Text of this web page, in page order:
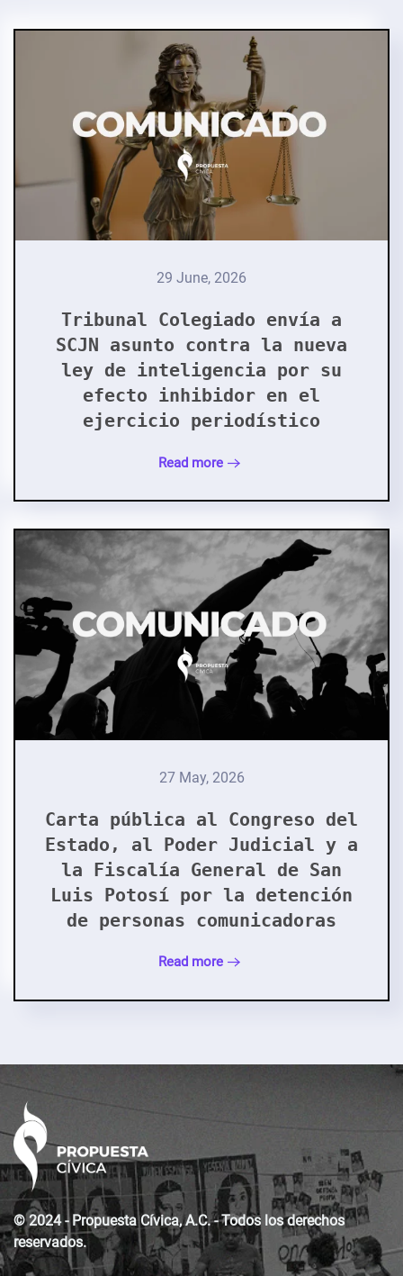
29 June, 2026
Tribunal Colegiado envía a
SCJN asunto contra la nueva
ley de inteligencia por su
efecto inhibidor en el
ejercicio periodístico
Read more
27 May, 2026
Carta pública al Congreso del
Estado, al Poder Judicial y a
la Fiscalía General de San
Luis Potosí por la detención
de personas comunicadoras
Read more
© 2024 - Propuesta Cívica, A.C. - Todos los derechos
reservados.